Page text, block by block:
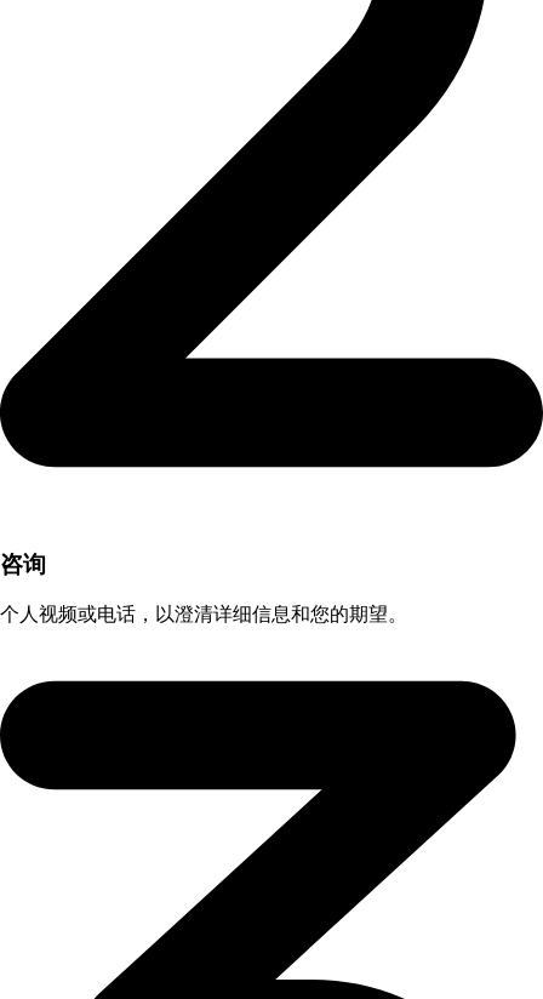
咨询
个人视频或电话，以澄清详细信息和您的期望。